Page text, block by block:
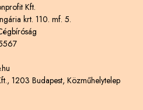
Kft.
krt. 110. mf. 5.
1203 Budapest, Közműhelytelep